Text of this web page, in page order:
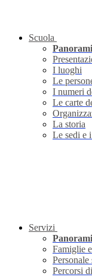
Scuola
I luoghi
Le
I numeri
Le carte
La storia
Le sedi e
Servizi
Famiglie
Personale
Percorsi